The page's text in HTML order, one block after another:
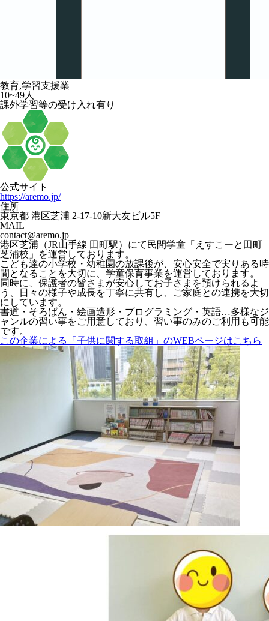
教育,学習支援業
10~49人
課外学習等の受け入れ有り
公式サイト
https://aremo.jp/
住所
東京都 港区芝浦 2-17-10新大友ビル5F
MAIL
contact@aremo.jp
港区芝浦（JR山手線 田町駅）にて民間学童「えすこーと田町
芝浦校」を運営しております。
こども達の小学校・幼稚園の放課後が、安心安全で実りある時
間となることを大切に、学童保育事業を運営しております。
同時に、保護者の皆さまが安心してお子さまを預けられるよ
う、日々の様子や成長を丁寧に共有し、ご家庭との連携を大切
にしています。
書道・そろばん・絵画造形・プログラミング・英語…多様なジ
ャンルの習い事をご用意しており、習い事のみのご利用も可能
です。
この企業による「子供に関する取組」のWEBページはこちら